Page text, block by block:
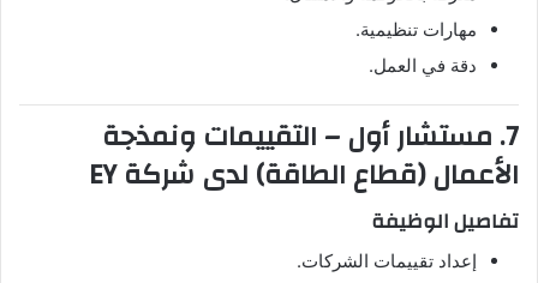
مهارات تنظيمية.
دقة في العمل.
7. مستشار أول – التقييمات ونمذجة
الأعمال (قطاع الطاقة) لدى شركة EY
تفاصيل الوظيفة
إعداد تقييمات الشركات.